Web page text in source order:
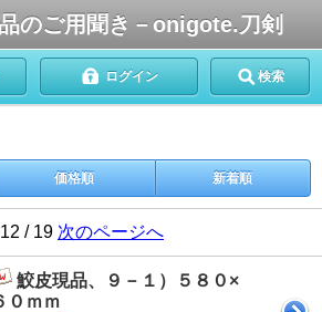
のご用聞き－onigote.刀剣
ログイン 検索
価格順 新着順
/ 19 次のページへ
鮫皮現品、９－１）５８０×
０ｍｍ